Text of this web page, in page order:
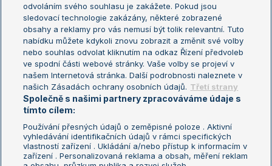
Turnaj mistrů
Turnaj mistryň
Aktualní trendy
Fotbalové přestupy
Livesport Daily
LS Prague Open
Podmínky užití
Nastavení soukromí
GDPR a žurnalistika
Reklama
odvoláním svého souhlasu je zakážete. Pokud jsou
sledovací technologie zakázány, některé zobrazené
obsahy a reklamy pro vás nemusí být tolik relevantní. Tuto
nabídku můžete kdykoli znovu zobrazit a změnit své volby
nebo souhlas odvolat kliknutím na odkaz Řízení předvoleb
ve spodní části webové stránky. Vaše volby se projeví v
našem Internetová stránka. Další podrobnosti naleznete v
našich Zásadách ochrany osobních údajů. Třetí strany
Společně s našimi partnery zpracováváme údaje s
tímto cílem:
Používání přesných údajů o zeměpisné poloze . Aktivní
vyhledávání identifikačních údajů v rámci specifických
vlastností zařízení . Ukládání a/nebo přístup k informacím v
zařízení . Personalizovaná reklama a obsah, měření reklam